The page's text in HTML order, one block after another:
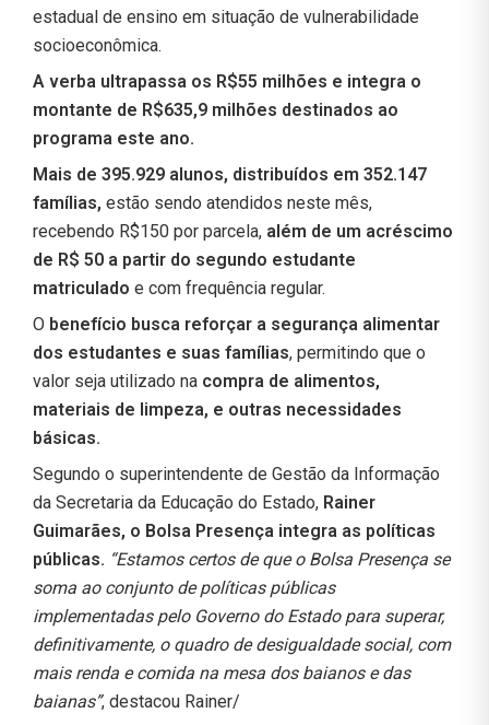
estadual de ensino em situação de vulnerabilidade
socioeconômica.
A verba ultrapassa os R$55 milhões e integra o
montante de R$635,9 milhões destinados ao
programa este ano.
Mais de 395.929 alunos, distribuídos em 352.147
famílias, estão sendo atendidos neste mês,
recebendo R$150 por parcela, além de um acréscimo
de R$ 50 a partir do segundo estudante
matriculado e com frequência regular.
O benefício busca reforçar a segurança alimentar
dos estudantes e suas famílias, permitindo que o
valor seja utilizado na compra de alimentos,
materiais de limpeza, e outras necessidades
básicas.
Segundo o superintendente de Gestão da Informação
da Secretaria da Educação do Estado, Rainer
Guimarães, o Bolsa Presença integra as políticas
públicas. “Estamos certos de que o Bolsa Presença se
soma ao conjunto de políticas públicas
implementadas pelo Governo do Estado para superar,
definitivamente, o quadro de desigualdade social, com
mais renda e comida na mesa dos baianos e das
baianas”, destacou Rainer/